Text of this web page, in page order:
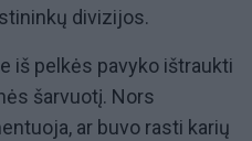
divizijos.
iš pelkės pavyko ištraukti
šarvuotį. Nors
ar buvo rasti karių